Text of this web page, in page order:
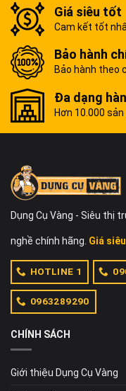
Giá siêu tốt
Cam kết tốt
Bảo hành
Bảo hành theo
Đa dạng
Hơn 10.000
Dụng Cụ Vàng - Siêu thị
nghề chính hãng. Giá
HOTLINE 1
0963289290
CHÍNH SÁCH
Giới thiệu Dụng Cụ Vàng